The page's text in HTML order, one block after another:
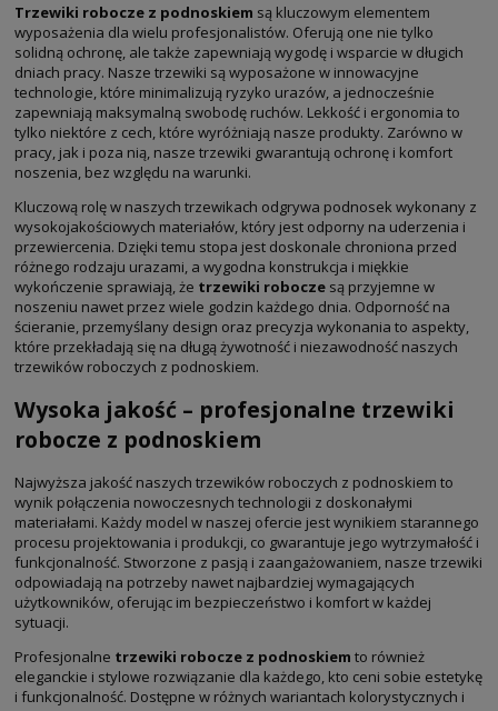
Trzewiki robocze z podnoskiem są kluczowym elementem
wyposażenia dla wielu profesjonalistów. Oferują one nie tylko
solidną ochronę, ale także zapewniają wygodę i wsparcie w długich
dniach pracy. Nasze trzewiki są wyposażone w innowacyjne
technologie, które minimalizują ryzyko urazów, a jednocześnie
zapewniają maksymalną swobodę ruchów. Lekkość i ergonomia to
tylko niektóre z cech, które wyróżniają nasze produkty. Zarówno w
pracy, jak i poza nią, nasze trzewiki gwarantują ochronę i komfort
noszenia, bez względu na warunki.
Kluczową rolę w naszych trzewikach odgrywa podnosek wykonany z
wysokojakościowych materiałów, który jest odporny na uderzenia i
przewiercenia. Dzięki temu stopa jest doskonale chroniona przed
różnego rodzaju urazami, a wygodna konstrukcja i miękkie
wykończenie sprawiają, że trzewiki robocze są przyjemne w
noszeniu nawet przez wiele godzin każdego dnia. Odporność na
ścieranie, przemyślany design oraz precyzja wykonania to aspekty,
które przekładają się na długą żywotność i niezawodność naszych
trzewików roboczych z podnoskiem.
Wysoka jakość – profesjonalne trzewiki
robocze z podnoskiem
Najwyższa jakość naszych trzewików roboczych z podnoskiem to
wynik połączenia nowoczesnych technologii z doskonałymi
materiałami. Każdy model w naszej ofercie jest wynikiem starannego
procesu projektowania i produkcji, co gwarantuje jego wytrzymałość i
funkcjonalność. Stworzone z pasją i zaangażowaniem, nasze trzewiki
odpowiadają na potrzeby nawet najbardziej wymagających
użytkowników, oferując im bezpieczeństwo i komfort w każdej
sytuacji.
Profesjonalne trzewiki robocze z podnoskiem to również
eleganckie i stylowe rozwiązanie dla każdego, kto ceni sobie estetykę
i funkcjonalność. Dostępne w różnych wariantach kolorystycznych i